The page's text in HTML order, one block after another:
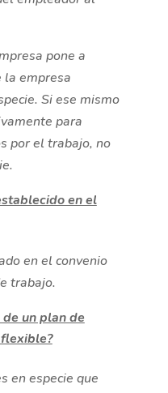
pone a
la empresa
Si ese mismo
para
por el trabajo, no
en el
en el convenio
trabajo.
de un plan de
en especie que